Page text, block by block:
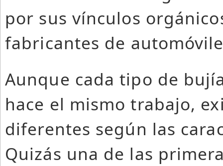
por sus vínculos
fabricantes de
Aunque cada tipo de
hace el mismo trabajo,
diferentes según las
Quizás una de las